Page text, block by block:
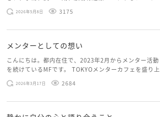
スを体験していて、しばらくメンターカフェに来られて
いませんでした。体力だけでなく、気力も落ちパソコン
2026年5月8日 3175
メンターとしての想い
こんにちは。都内在住で、2023年2月からメンター活動
を続けているMFです。 TOKYOメンターカフェを盛り上
げたいという想いから、勇気を出して初めてブログを投
稿してみようと思います。少し自分のことを書いてみま
2026年3月17日 2684